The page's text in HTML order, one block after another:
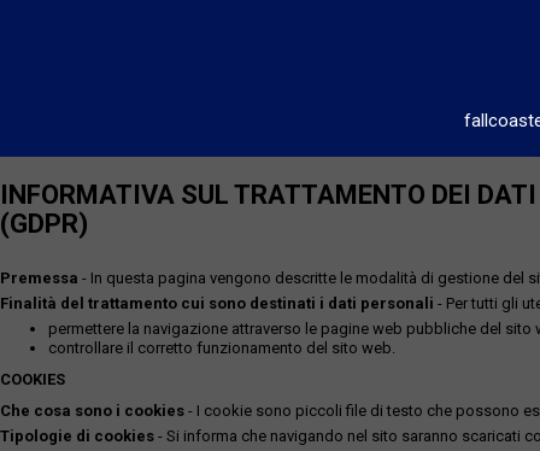
INFORMATIVA SUL TRATTAMENTO DEI
(GDPR)
Premessa - In questa pagina vengono descritte le modalità di gestione del
Finalità del trattamento cui sono destinati i dati personali - Per tutti gli
permettere la navigazione attraverso le pagine web pubbliche del sito
controllare il corretto funzionamento del sito web.
COOKIES
Che cosa sono i cookies - I cookie sono piccoli file di testo che possono
Tipologie di cookies - Si informa che navigando nel sito saranno scaricati